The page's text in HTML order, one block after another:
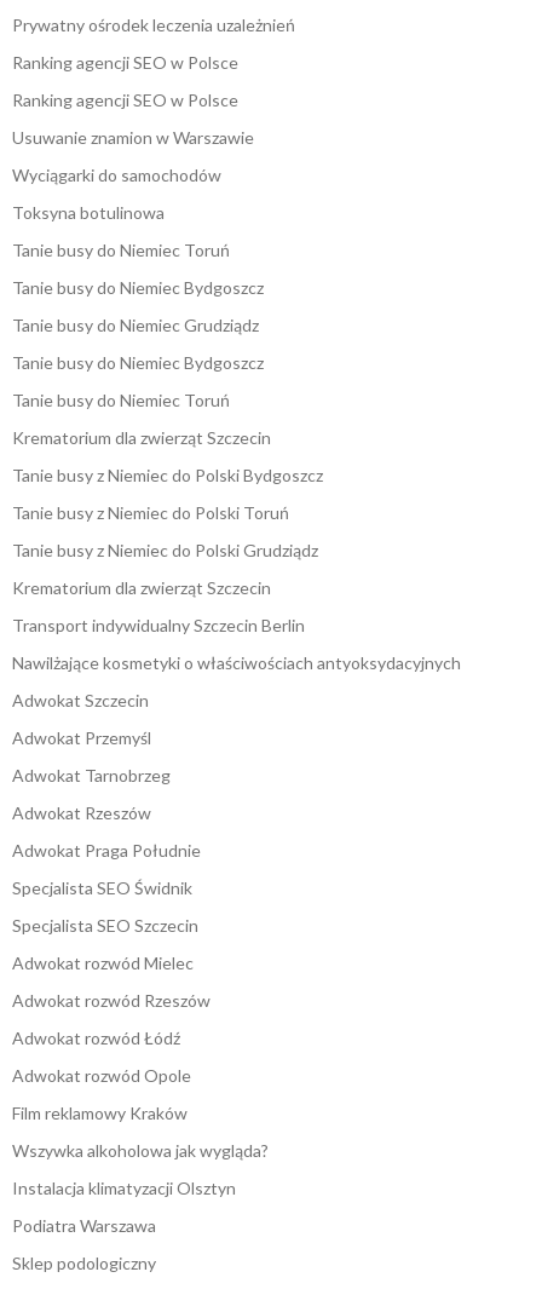
Prywatny ośrodek leczenia uzależnień
Ranking agencji SEO w Polsce
Ranking agencji SEO w Polsce
Usuwanie znamion w Warszawie
Wyciągarki do samochodów
Toksyna botulinowa
Tanie busy do Niemiec Toruń
Tanie busy do Niemiec Bydgoszcz
Tanie busy do Niemiec Grudziądz
Tanie busy do Niemiec Bydgoszcz
Tanie busy do Niemiec Toruń
Krematorium dla zwierząt Szczecin
Tanie busy z Niemiec do Polski Bydgoszcz
Tanie busy z Niemiec do Polski Toruń
Tanie busy z Niemiec do Polski Grudziądz
Krematorium dla zwierząt Szczecin
Transport indywidualny Szczecin Berlin
Nawilżające kosmetyki o właściwościach antyoksydacyjnych
Adwokat Szczecin
Adwokat Przemyśl
Adwokat Tarnobrzeg
Adwokat Rzeszów
Adwokat Praga Południe
Specjalista SEO Świdnik
Specjalista SEO Szczecin
Adwokat rozwód Mielec
Adwokat rozwód Rzeszów
Adwokat rozwód Łódź
Adwokat rozwód Opole
Film reklamowy Kraków
Wszywka alkoholowa jak wygląda?
Instalacja klimatyzacji Olsztyn
Podiatra Warszawa
Sklep podologiczny